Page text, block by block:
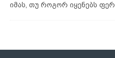
იმას, თუ როგორ იყენებს